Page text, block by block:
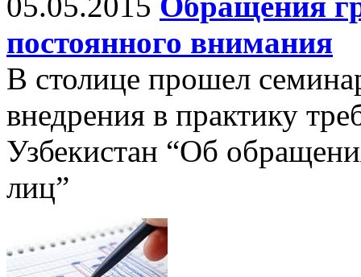
постоянного внимания
В столице прошел
внедрения в практику
Узбекистан “Об
лиц”